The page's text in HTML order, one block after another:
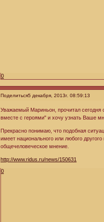
0
Поделиться5 декабря, 2013г. 08:59:13
Уважаемый Мариньон, прочитал сегодня
вместе с героями" и хочу узнать Ваше
Прекрасно понимаю, что подобная
имеет национального или любого
общечеловеческое мнение.
http://www.ridus.ru/news/150631
0